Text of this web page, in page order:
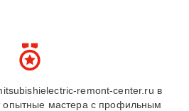
remont-center.ru в
опытные мастера с профильным